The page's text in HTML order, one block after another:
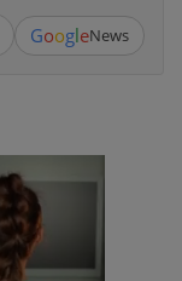
GoogleNews